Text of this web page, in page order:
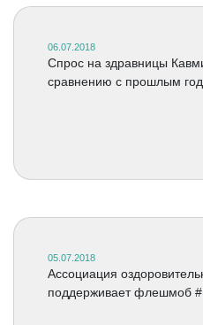
06.07.2018
Спрос на здравницы
сравнению с прошлым
05.07.2018
Ассоциация
поддерживает флешмоб